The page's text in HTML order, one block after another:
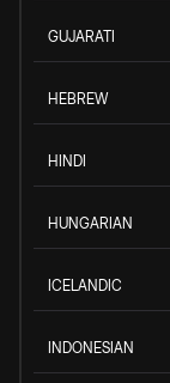
GUJARATI
HEBREW
HINDI
HUNGARIAN
ICELANDIC
INDONESIAN